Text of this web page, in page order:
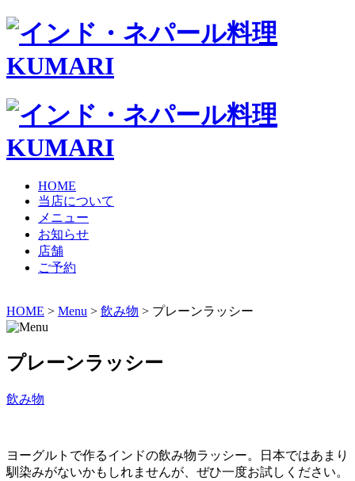
HOME
当店について
メニュー
お知らせ
店舗
ご予約
HOME > Menu > 飲み物 > プレーンラッシー
プレーンラッシー
飲み物
ヨーグルトで作るインドの飲み物ラッシー。日本ではあまり
馴染みがないかもしれませんが、ぜひ一度お試しください。